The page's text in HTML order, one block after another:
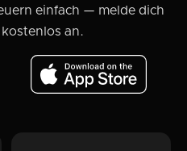
einfach — melde dich
an.